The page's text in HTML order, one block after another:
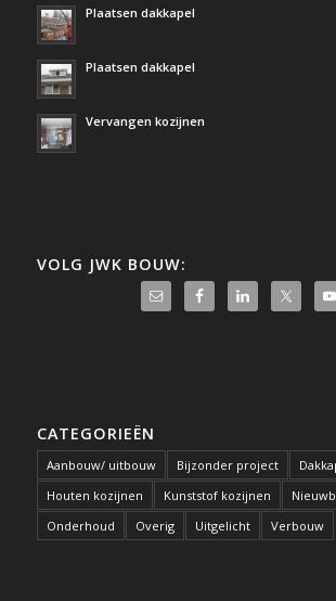
Plaatsen dakkapel
Plaatsen dakkapel
Vervangen kozijnen
VOLG JWK BOUW:
CATEGORIEËN
Aanbouw/ uitbouw Bijzonder project
Houten kozijnen
Kunststof kozijnen
Onderhoud
Overig Uitgelicht Verbouw